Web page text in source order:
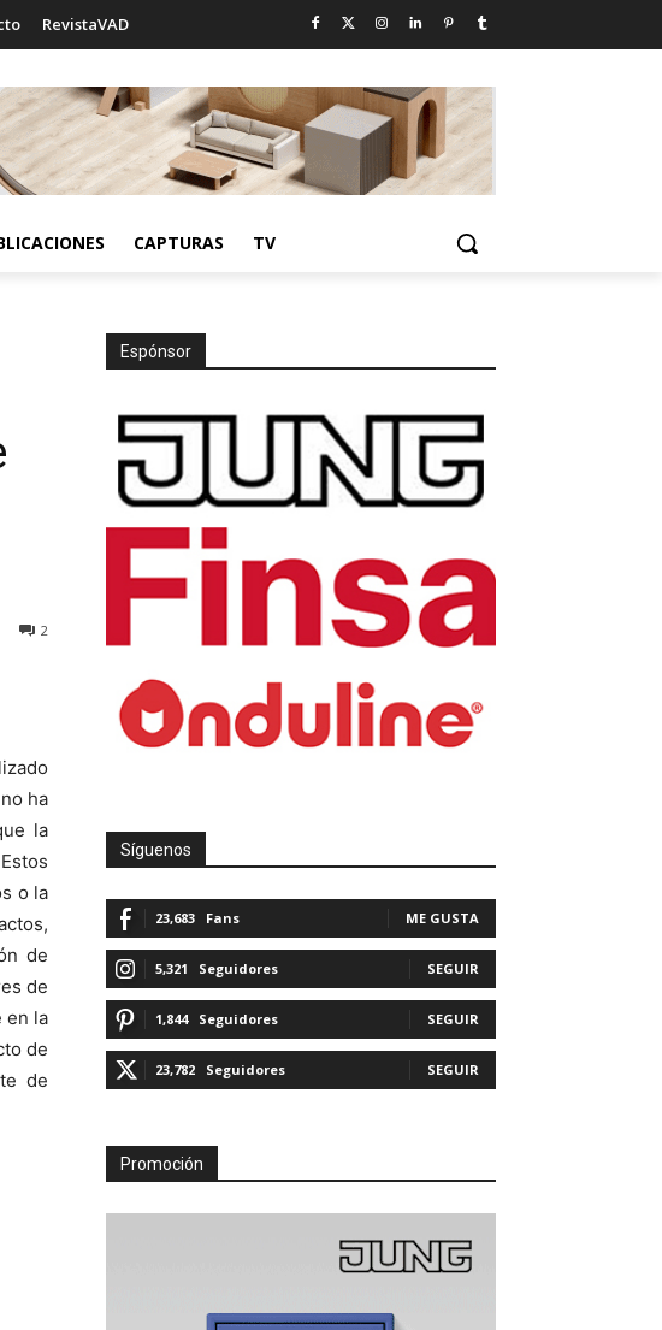
RevistaVAD
CAPTURAS TV
2
ha
la
o la
de
de
en la
de
de
Espónsor
Síguenos
23,683 Fans ME GUSTA
5,321 Seguidores SEGUIR
1,844 Seguidores SEGUIR
23,782 Seguidores SEGUIR
Promoción